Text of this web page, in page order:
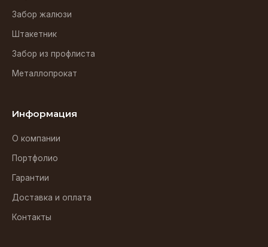
Забор жалюзи
Штакетник
Забор из профлиста
Металлопрокат
Информация
О компании
Портфолио
Гарантии
Доставка и оплата
Контакты